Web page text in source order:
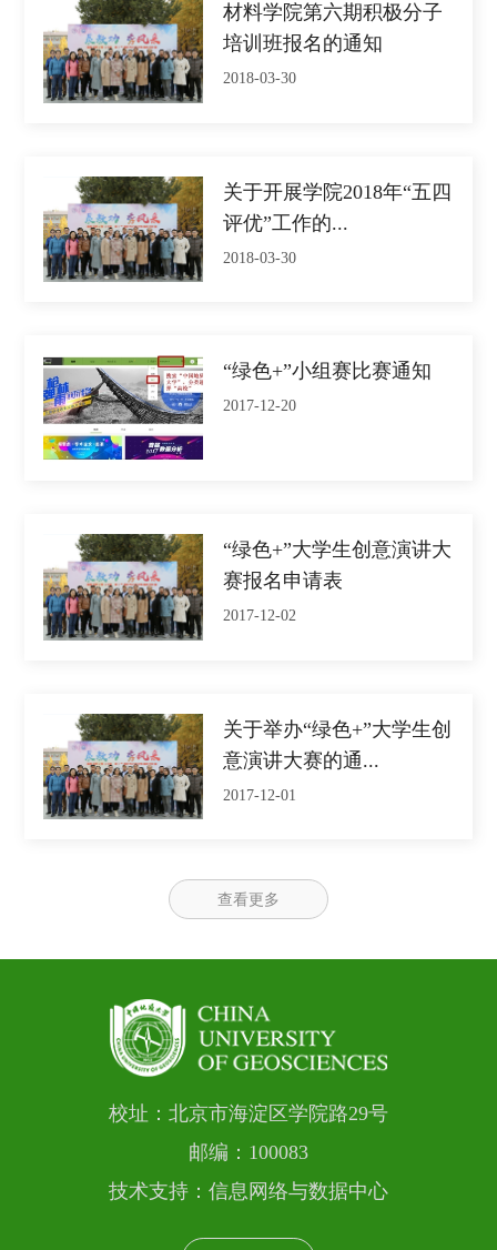
材料学院第六期积极分子
培训班报名的通知
2018-03-30
关于开展学院2018年“五四
评优”工作的...
2018-03-30
“绿色+”小组赛比赛通知
2017-12-20
“绿色+”大学生创意演讲大
赛报名申请表
2017-12-02
关于举办“绿色+”大学生创
意演讲大赛的通...
2017-12-01
查看更多
校址：北京市海淀区学院路29号
邮编：100083
技术支持：信息网络与数据中心